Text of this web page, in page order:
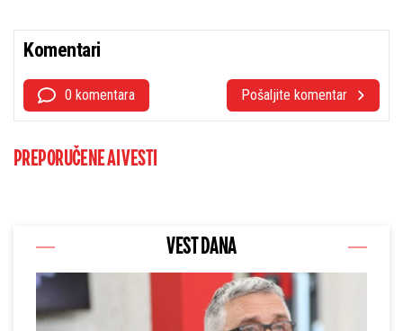
Komentari
0 komentara Pošaljite komentar
PREPORUČENE AI VESTI
VEST DANA